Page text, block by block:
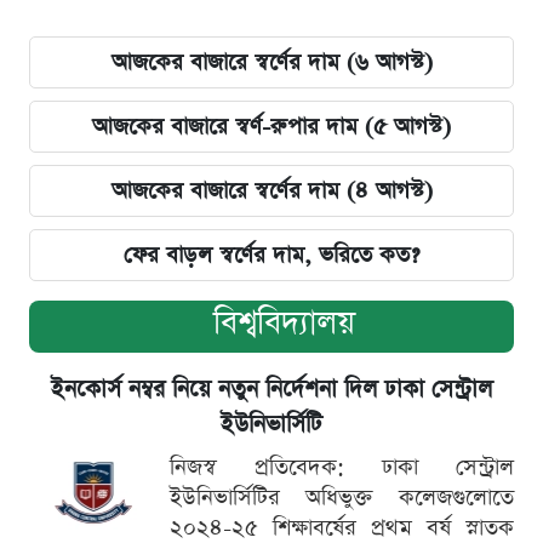
আজকের বাজারে স্বর্ণের দাম (৬ আগস্ট)
আজকের বাজারে স্বর্ণ-রুপার দাম (৫ আগস্ট)
আজকের বাজারে স্বর্ণের দাম (৪ আগস্ট)
ফের বাড়ল স্বর্ণের দাম, ভরিতে কত?
বিশ্ববিদ্যালয়
ইনকোর্স নম্বর নিয়ে নতুন নির্দেশনা দিল ঢাকা সেন্ট্রাল
ইউনিভার্সিটি
নিজস্ব প্রতিবেদক: ঢাকা সেন্ট্রাল
ইউনিভার্সিটির অধিভুক্ত কলেজগুলোতে
২০২৪-২৫ শিক্ষাবর্ষের প্রথম বর্ষ স্নাতক